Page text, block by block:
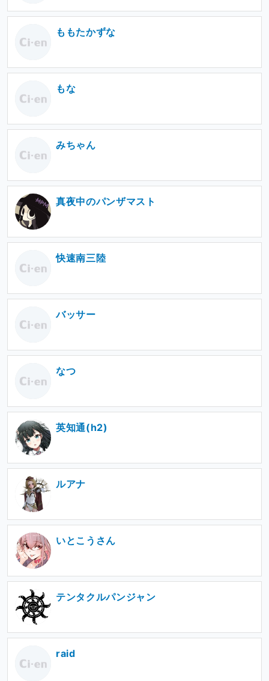
ももたかずな
もな
みちゃん
真夜中のパンザマスト
快速南三陸
バッサー
なつ
英知通(h2)
ルアナ
いとこうさん
テンタクルパンジャン
raid